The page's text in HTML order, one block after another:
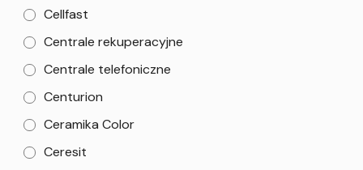
Cellfast
Centrale rekuperacyjne
Centrale telefoniczne
Centurion
Ceramika Color
Ceresit